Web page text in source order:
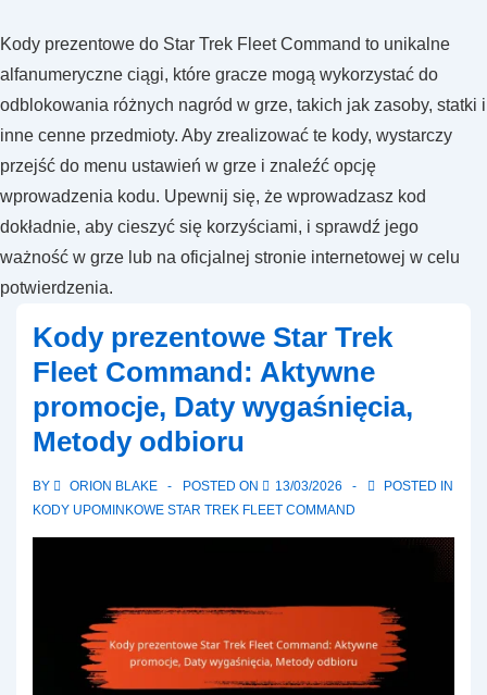
Kody prezentowe do Star Trek Fleet Command to unikalne
alfanumeryczne ciągi, które gracze mogą wykorzystać do
odblokowania różnych nagród w grze, takich jak zasoby, statki i
inne cenne przedmioty. Aby zrealizować te kody, wystarczy
przejść do menu ustawień w grze i znaleźć opcję
wprowadzenia kodu. Upewnij się, że wprowadzasz kod
dokładnie, aby cieszyć się korzyściami, i sprawdź jego
ważność w grze lub na oficjalnej stronie internetowej w celu
potwierdzenia.
Kody prezentowe Star Trek
Fleet Command: Aktywne
promocje, Daty wygaśnięcia,
Metody odbioru
BY ORION BLAKE POSTED ON 13/03/2026
POSTED IN
KODY UPOMINKOWE STAR TREK FLEET COMMAND